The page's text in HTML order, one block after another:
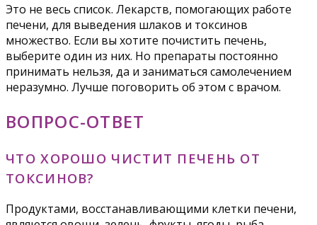
Это не весь список. Лекарств, помогающих работе
печени, для выведения шлаков и токсинов
множество. Если вы хотите почистить печень,
выберите один из них. Но препараты постоянно
принимать нельзя, да и заниматься самолечением
неразумно. Лучше поговорить об этом с врачом.
ВОПРОС-ОТВЕТ
ЧТО ХОРОШО ЧИСТИТ ПЕЧЕНЬ ОТ
ТОКСИНОВ?
Продуктами, восстанавливающими клетки печени,